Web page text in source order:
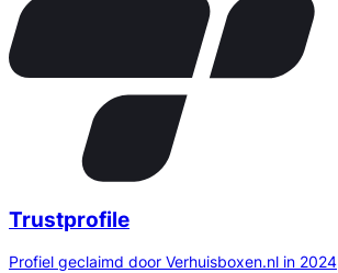
Trustprofile
Profiel geclaimd door Verhuisboxen.nl in 2024